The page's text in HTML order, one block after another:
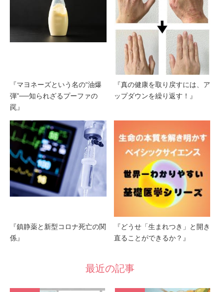
『マヨネーズという名の“油爆
弾”──知られざるプーファの
罠』
『真の健康を取り戻すには、ア
ップダウンを繰り返す！』
『鎮静薬と新型コロナ死亡の関
係』
『どうせ「生まれつき」と開き
直ることができるか？』
最近の記事